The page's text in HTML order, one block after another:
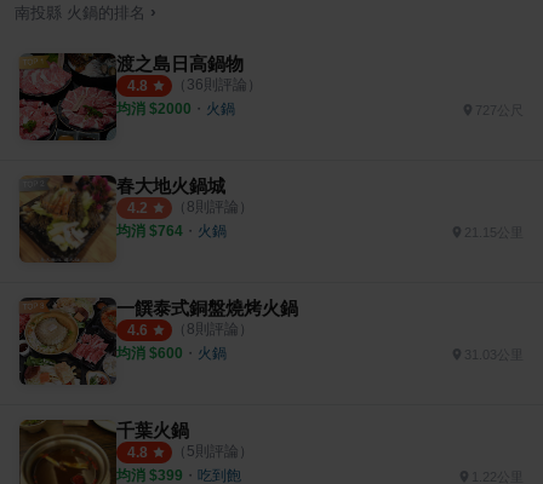
南投縣 火鍋 的排名 ›
渡之島日高鍋物
4.8 （ 36則評論）
均消 $2000 ・ 火鍋
春大地火鍋城
4.2 （ 8則評論）
均消 $764 ・ 火鍋 21.15公里
一饌泰式銅盤燒烤火鍋
4.6 （ 8則評論）
均消 $600 ・ 火鍋
千葉火鍋
4.8 （ 5則評論）
均消 $399 ・ 吃到飽